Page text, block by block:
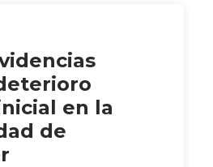
en la
de